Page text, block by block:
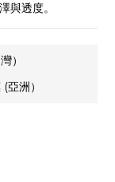
與透度。
）
洲）